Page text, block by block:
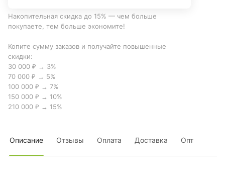
Накопительная скидка до 15% — чем больше
покупаете, тем больше экономите!
Копите сумму заказов и получайте повышенные
скидки:
30 000 ₽ → 3%
70 000 ₽ → 5%
100 000 ₽ → 7%
150 000 ₽ → 10%
210 000 ₽ → 15%
Описание Отзывы Оплата Доставка Опт